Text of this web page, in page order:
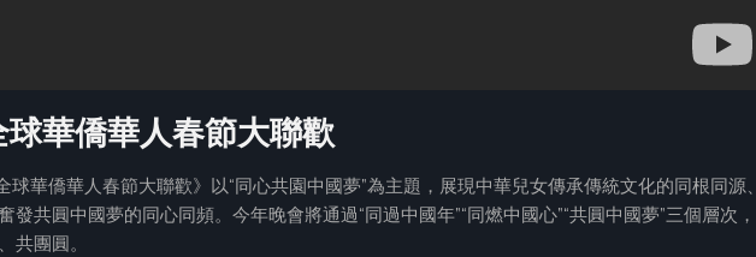
華僑華人春節大聯歡
球華僑華人春節大聯歡》以“同心共園中國夢”為主題，展現中華兒女傳承傳統文化的同根同源、
發共圓中國夢的同心同頻。今年晚會將通過“同過中國年”“同燃中國心”“共圓中國夢”三個層次，
共團圓。